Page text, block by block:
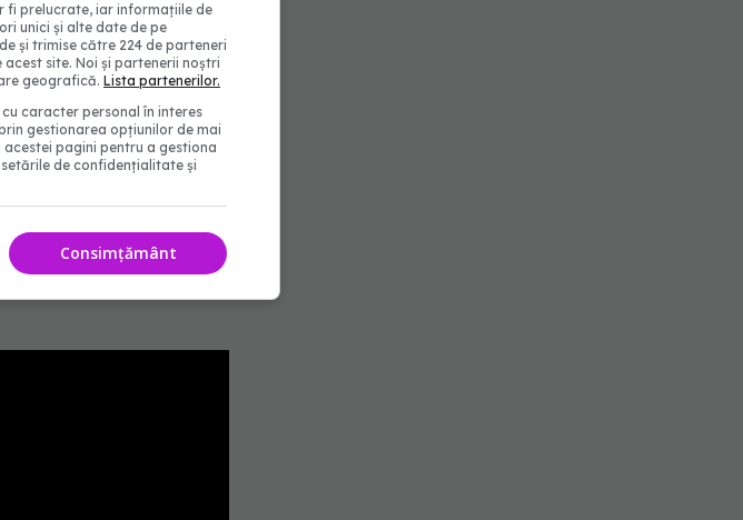
prin pregătire, așa
știu eforturile pe care
curricula de
pentru a căpăta
al corpului medical.
în resursa umană
, de training, în paralele
a adăugat conf
fi prelucrate, iar informațiile de
unici și alte date de pe
și trimise către 224 de parteneri
site. Noi și partenerii noștri
geografică. Lista partenerilor.
caracter personal în interes
gestionarea opțiunilor de mai
pagini pentru a gestiona
de confidențialitate și
Consimțământ